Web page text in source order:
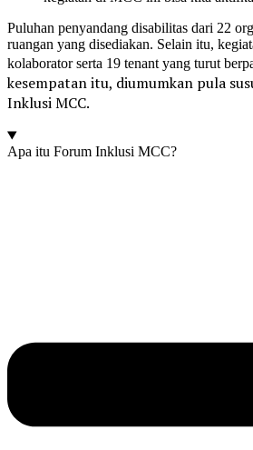
Puluhan penyandang disabilitas dari 22
ruangan yang disediakan. Selain itu,
kolaborator serta 19 tenant yang turut
kesempatan itu, diumumkan pula
Inklusi MCC.
Apa itu Forum Inklusi MCC?